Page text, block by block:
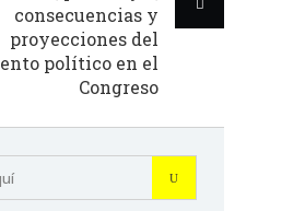
consecuencias y
proyecciones del
político en el
Congreso